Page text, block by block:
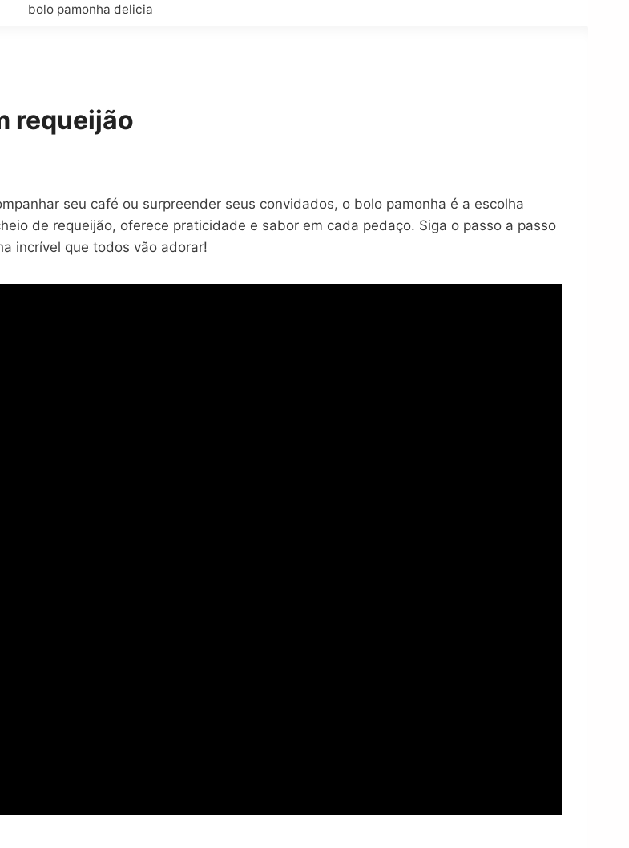
bolo pamonha delicia
requeijão
seu café ou surpreender seus convidados, o bolo pamonha é a escolha
de requeijão, oferece praticidade e sabor em cada pedaço. Siga o passo a passo
incrível que todos vão adorar!